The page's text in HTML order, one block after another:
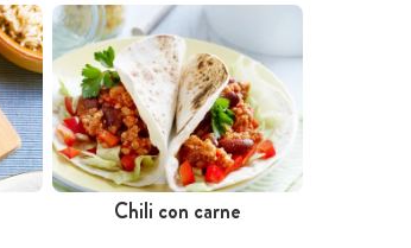
Chili con carne